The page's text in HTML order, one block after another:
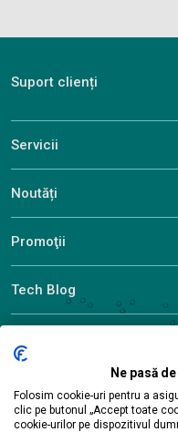
Suport clienți
Servicii
Noutăți
Promoţii
Tech Blog
© 2026 ALEF
Ne pasă
Folosim cookie-uri pentru a
clic pe butonul „Accept toate
cookie-urilor pe dispozitivul